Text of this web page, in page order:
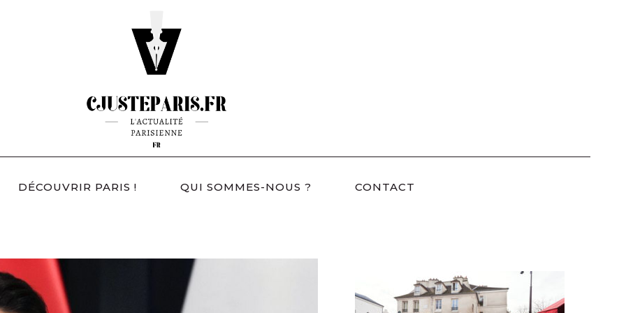
DÉCOUVRIR PARIS ! QUI SOMMES-NOUS ? CONTACT